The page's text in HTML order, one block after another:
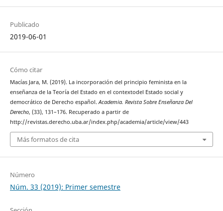
Publicado
2019-06-01
Cómo citar
Macías Jara, M. (2019). La incorporación del principio feminista en la
enseñanza de la Teoría del Estado en el contextodel Estado social y
democrático de Derecho español.Academia. Revista Sobre Enseñanza Del
Derecho, (33), 131–176. Recuperado a partir de
http://revistas.derecho.uba.ar/index.php/academia/article/view/443
Más formatos de cita
Número
Núm. 33 (2019): Primer semestre